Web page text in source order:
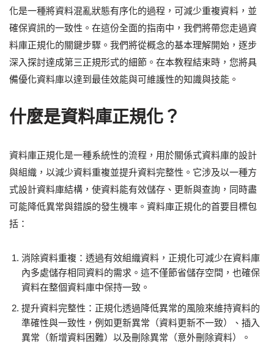
化是一種將資料混亂狀態有序化的過程，可減少重複資料，並
確保資訊的一致性。在這份全面的指南中，我們將帶您走過資
料庫正規化的關鍵步驟。我們將從概念的基本理解開始，逐步
深入探討達成第三正規形式的細節。在本教程結束時，您將具
備優化資料庫以達到最佳效能與可維護性的知識與技能。
什麼是資料庫正規化？
資料庫正規化是一種系統性的流程，用於關係式資料庫的設計
與組織，以減少資料重複並提升資料完整性。它涉及以一種方
式設計資料庫結構，使資料能有效儲存、更新與查詢，同時盡
可能降低異常與錯誤的發生機率。資料庫正規化的首要目標包
括：
消除資料重複：透過有效組織資料，正規化可減少在資料庫
內多處儲存相同資料的需求。這不僅節省儲存空間，也確保
資料在整個資料庫中保持一致。
提升資料完整性：正規化透過降低異常的風險來維持資料的
準確性與一致性，例如更新異常（資料更新不一致）、插入
異常（新增資料困難）以及刪除異常（意外刪除資料）。